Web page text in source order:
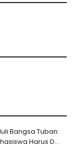
Bangsa Tuban:
Harus D...